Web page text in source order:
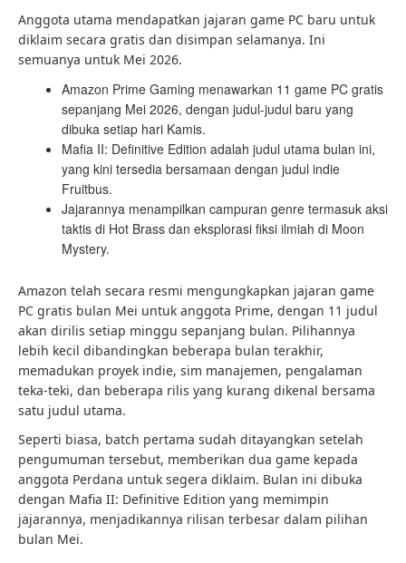
Anggota utama mendapatkan jajaran game PC baru untuk
diklaim secara gratis dan disimpan selamanya. Ini
semuanya untuk Mei 2026.
Amazon Prime Gaming menawarkan 11 game PC gratis
sepanjang Mei 2026, dengan judul-judul baru yang
dibuka setiap hari Kamis.
Mafia II: Definitive Edition adalah judul utama bulan ini,
yang kini tersedia bersamaan dengan judul indie
Fruitbus.
Jajarannya menampilkan campuran genre termasuk aksi
taktis di Hot Brass dan eksplorasi fiksi ilmiah di Moon
Mystery.
Amazon telah secara resmi mengungkapkan jajaran game
PC gratis bulan Mei untuk anggota Prime, dengan 11 judul
akan dirilis setiap minggu sepanjang bulan. Pilihannya
lebih kecil dibandingkan beberapa bulan terakhir,
memadukan proyek indie, sim manajemen, pengalaman
teka-teki, dan beberapa rilis yang kurang dikenal bersama
satu judul utama.
Seperti biasa, batch pertama sudah ditayangkan setelah
pengumuman tersebut, memberikan dua game kepada
anggota Perdana untuk segera diklaim. Bulan ini dibuka
dengan Mafia II: Definitive Edition yang memimpin
jajarannya, menjadikannya rilisan terbesar dalam pilihan
bulan Mei.